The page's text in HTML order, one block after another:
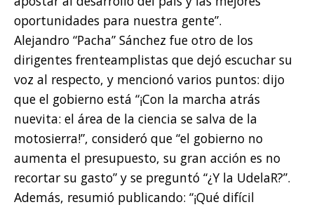
oportunidades para nuestra gente”.
Alejandro “Pacha” Sánchez fue otro de los
dirigentes frenteamplistas que dejó escuchar su
voz al respecto, y mencionó varios puntos: dijo
que el gobierno está “¡Con la marcha atrás
nuevita: el área de la ciencia se salva de la
motosierra!”, consideró que “el gobierno no
aumenta el presupuesto, su gran acción es no
recortar su gasto” y se preguntó “¿Y la UdelaR?”.
Además, resumió publicando: “¡Qué difícil